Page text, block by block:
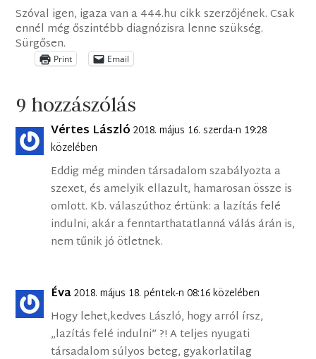
Szóval igen, igaza van a 444.hu cikk szerzőjének. Csak
ennél még őszintébb diagnózisra lenne szükség.
Sürgősen.
Print Email
9 hozzászólás
Vértes László 2018. május 16. szerda-n 19:28
közelében
Eddig még minden társadalom szabályozta a
szexet, és amelyik ellazult, hamarosan össze is
omlott. Kb. válaszúthoz értünk: a lazítás felé
indulni, akár a fenntarthatatlanná válás árán is,
nem tűnik jó ötletnek.
Éva2018. május 18. péntek-n 08:16 közelében
Hogy lehet,kedves László, hogy arról írsz,
„lazítás felé indulni” ?! A teljes nyugati
társadalom súlyos beteg, gyakorlatilag